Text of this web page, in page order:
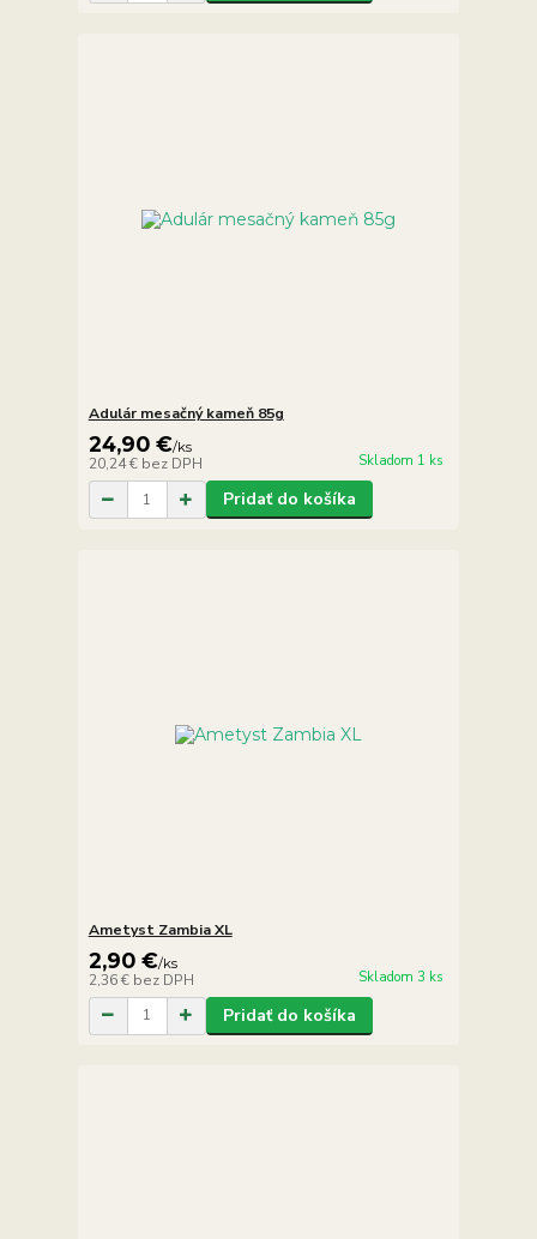
Adulár mesačný kameň 85g
24,90 €/ks
20,24 € bez DPH Skladom 1 ks
Pridať do košíka
Ametyst Zambia XL
2,90 €/ks
2,36 € bez DPH Skladom 3 ks
Pridať do košíka